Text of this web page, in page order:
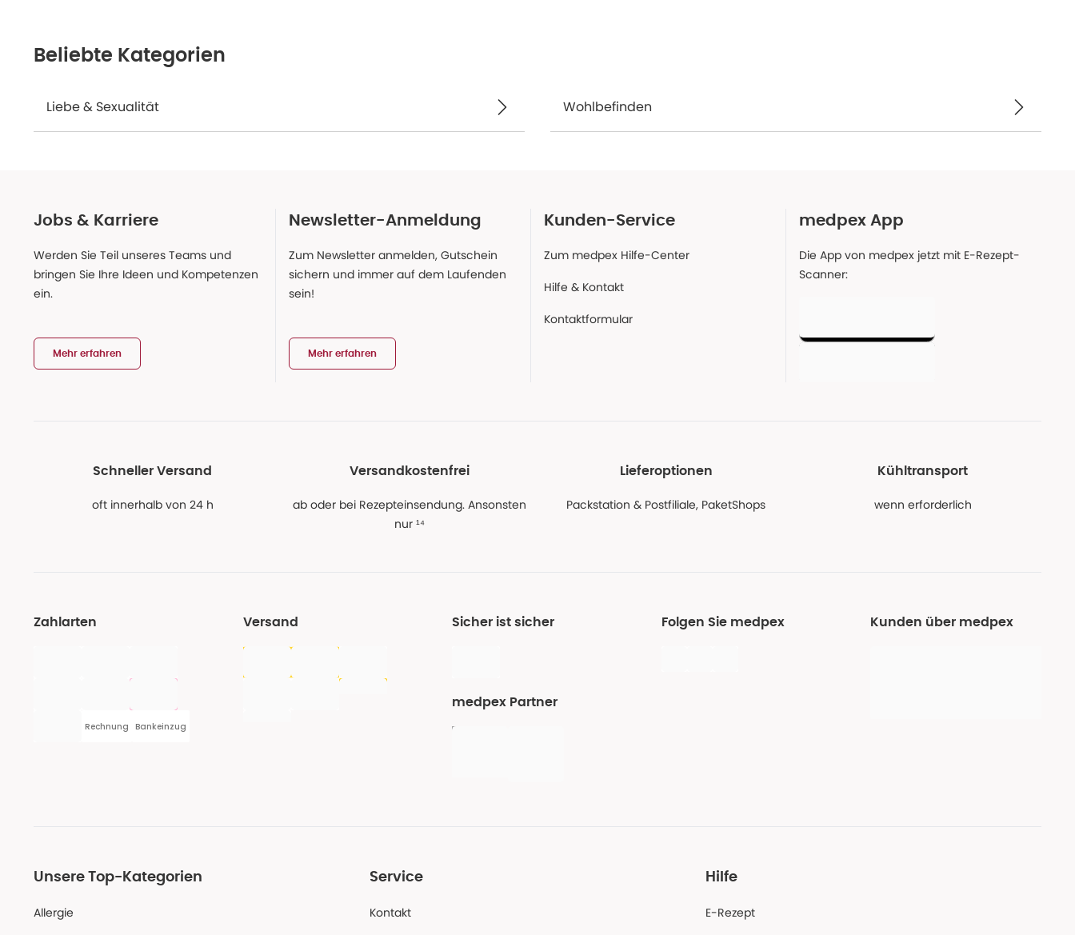
Beliebte Kategorien
Liebe & Sexualität Wohlbefinden
Jobs & Karriere
Werden Sie Teil unseres Teams und
bringen Sie Ihre Ideen und Kompetenzen
ein.
Mehr erfahren
Newsletter-Anmeldung
Zum Newsletter anmelden, Gutschein
sichern und immer auf dem Laufenden
sein!
Mehr erfahren
Kunden-Service
Zum medpex Hilfe-Center
Hilfe & Kontakt
Kontaktformular
medpex App
Die App von medpex jetzt mit E-Rezept-
Scanner:
Schneller Versand
oft innerhalb von 24 h
Versandkostenfrei
ab oder bei Rezepteinsendung. Ansonsten
nur ¹⁴
Lieferoptionen
Packstation & Postfiliale, PaketShops
Kühltransport
wenn erforderlich
Zahlarten
Rechnung Bankeinzug
Versand Sicher ist sicher
medpex Partner
Folgen Sie medpex Kunden über medpex
Unsere Top-Kategorien
Allergie
Service
Kontakt
Hilfe
E-Rezept